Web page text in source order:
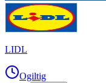
LIDL
Ogiltig